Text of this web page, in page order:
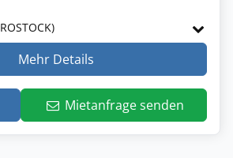
Mehr Details
Mietanfrage senden